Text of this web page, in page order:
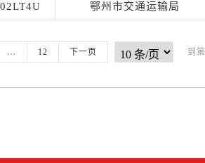
鄂州市交通运输局
… 12 下一页 到第